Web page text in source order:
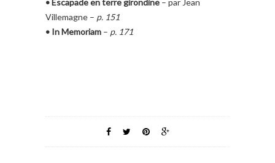
• Escapade en terre girondine – par Jean
Villemagne – p. 151
• In Memoriam – p. 171